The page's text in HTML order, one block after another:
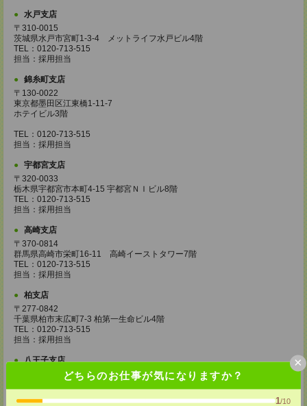
どちらのお仕事が気になりますか？
1/10
×
水戸支店
〒310-0015
茨城県水戸市宮町1-3-4 メットライフ水戸ビル4階
TEL：0120-713-515
担当：採用担当
錦糸町支店
〒130-0022
東京都墨田区江東橋1-11-7
ホテイビル3階
TEL：0120-713-515
担当：採用担当
宇都宮支店
〒320-0033
栃木県宇都宮市本町4-15 宇都宮ＮＩビル8階
TEL：0120-713-515
担当：採用担当
高崎支店
〒370-0814
群馬県高崎市栄町16-11 高崎イーストタワー7階
TEL：0120-713-515
担当：採用担当
柏支店
〒277-0842
千葉県柏市末広町7-3 柏第一生命ビル4階
TEL：0120-713-515
担当：採用担当
八王子支店
東京都八王子市東町1－6 橋完ＬＫビル 3階
TEL：0120-713-515